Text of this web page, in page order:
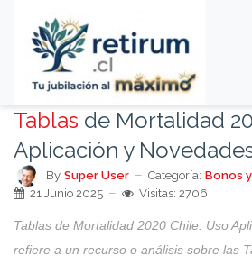
Tablas de Mortalidad
Aplicación y
By Super User Categoría: Bonos
21 Junio 2025
Visitas: 2706
Tablas de Mortalidad 2020 Chile: Uso
refiere a un recurso o análisis sobre las